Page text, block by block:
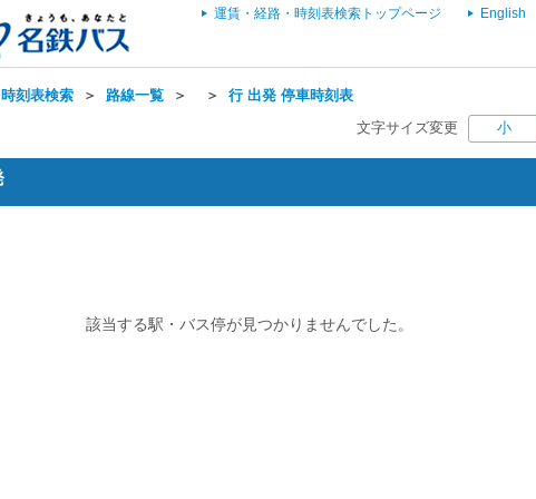
運賃・経路・時刻表検索トップページ English
刻表検索 ＞ 路線一覧 ＞ ＞ 行 出発 停車時刻表
文字サイズ変更 小
該当する駅・バス停が見つかりませんでした。